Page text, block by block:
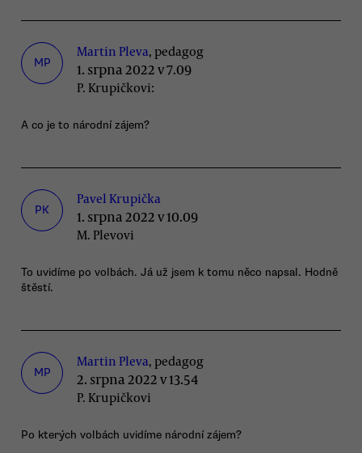
MP
Martin Pleva, pedagog
1. srpna 2022 v 7.09
P. Krupičkovi:
A co je to národní zájem?
PK
Pavel Krupička
1. srpna 2022 v 10.09
M. Plevovi
To uvidíme po volbách. Já už jsem k tomu něco napsal. Hodně
štěstí.
MP
Martin Pleva, pedagog
2. srpna 2022 v 13.54
P. Krupičkovi
Po kterých volbách uvidíme národní zájem?